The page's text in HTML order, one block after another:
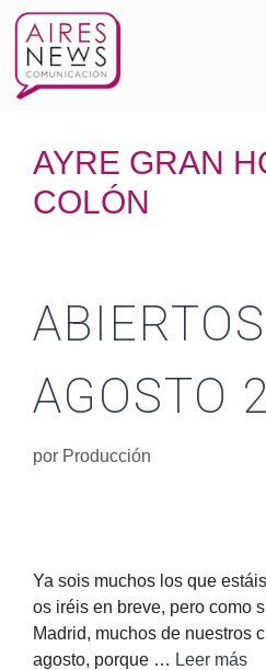
AYRE GRAN
COLÓN
AGOSTO
por Producción
Ya sois muchos los que
os iréis en breve, pero como
Madrid, muchos de nuestros
agosto, porque … Leer más